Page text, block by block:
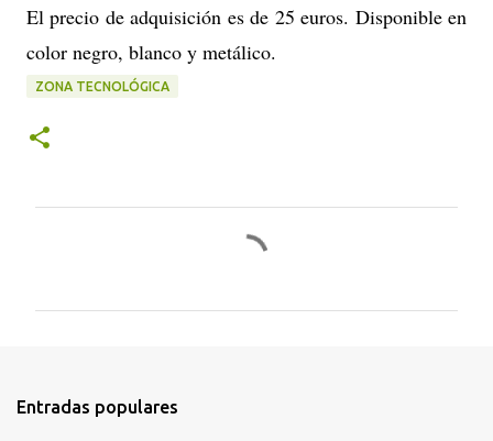
El precio de adquisición es de 25 euros. Disponible en
color negro, blanco y metálico.
ZONA TECNOLÓGICA
t
Entradas populares